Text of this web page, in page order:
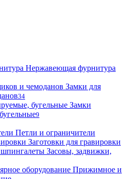
Нержавеющая фурнитура
Замки для
34
Замки
9
Петли и ограничители
Заготовки для гравировки
Засовы, задвижки,
Прижимное и